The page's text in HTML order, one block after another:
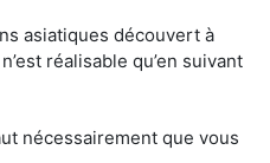
asiatiques découvert à
réalisable qu’en suivant
nécessairement que vous